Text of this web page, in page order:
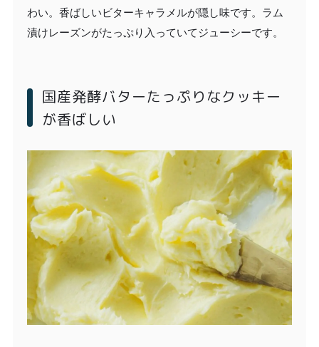
わい。香ばしいビターキャラメルが隠し味です。ラム
漬けレーズンがたっぷり入っていてジューシーです。
国産発酵バターたっぷりなクッキー
が香ばしい